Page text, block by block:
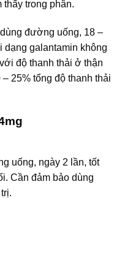
trong phân.
đường uống, 18 –
galantamin không
độ thanh thải ở thận
25% tổng độ thanh thải
uống, ngày 2 lần, tốt
Cần đảm bảo dùng